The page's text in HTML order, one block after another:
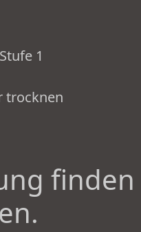
1
trocknen
finden